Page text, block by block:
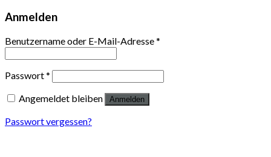
Anmelden
Benutzername oder E-Mail-Adresse*
Passwort*
Angemeldet bleiben
Anmelden
Passwort vergessen?